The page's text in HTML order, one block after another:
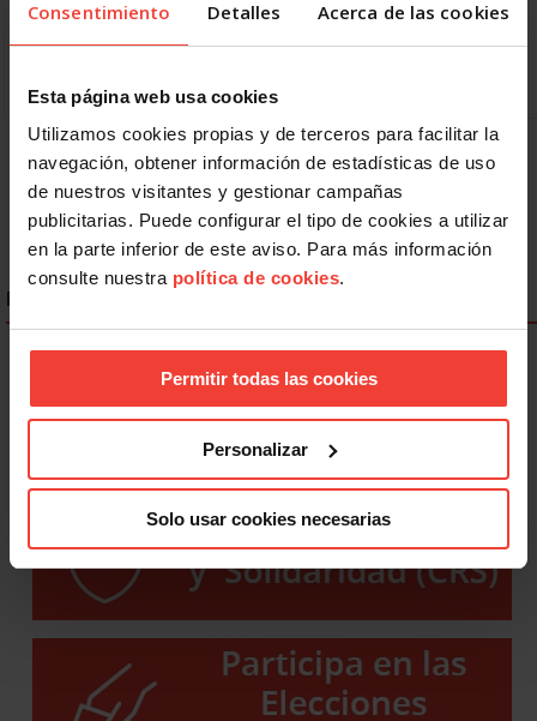
Consentimiento Detalles Acerca de las cookies
Esta página web usa cookies
Utilizamos cookies propias y de terceros para facilitar la
navegación, obtener información de estadísticas de uso
de nuestros visitantes y gestionar campañas
publicitarias. Puede configurar el tipo de cookies a utilizar
en la parte inferior de este aviso. Para más información
consulte nuestra política de cookies.
Permitir todas las cookies
Personalizar
Solo usar cookies necesarias
1 2 3 Siguiente
ENLACES DESTACADOS